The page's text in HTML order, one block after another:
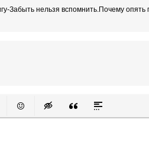
Забыть нельзя вспомнить.Почему опять
списоксписок
Вставить смайлик
Вставка скрытого текста
Вставка цитаты
Вставка